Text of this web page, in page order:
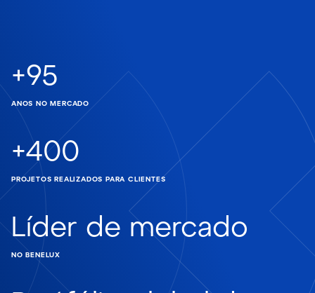
+95
ANOS NO MERCADO
+400
PROJETOS REALIZADOS PARA CLIENTES
Líder de mercado
NO BENELUX